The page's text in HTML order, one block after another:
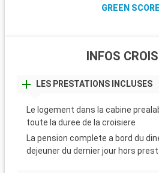
GREEN
INFOS
LES PRESTATIONS INCLUSES
Le logement dans la cabine
toute la duree de la croisiere
La pension complete a bord du
dejeuner du dernier jour hors